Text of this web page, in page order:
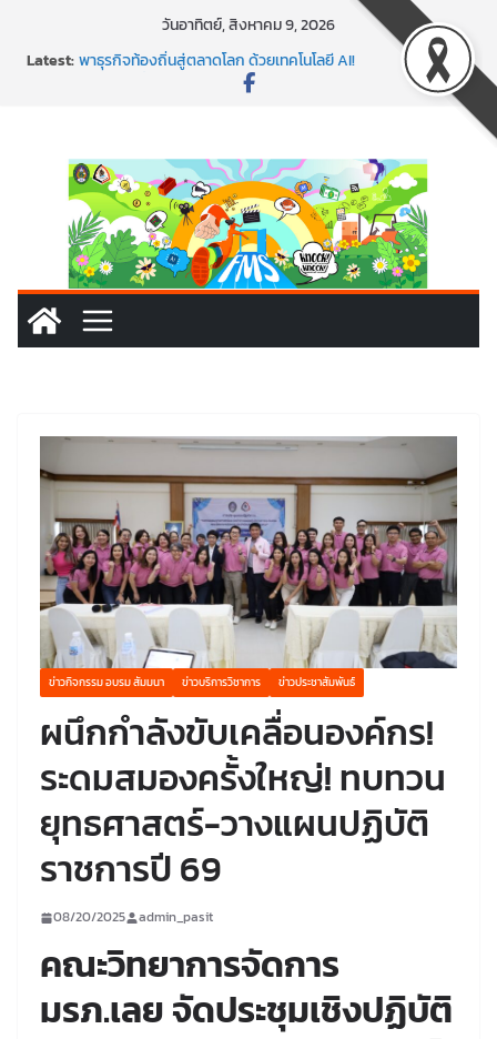
วันอาทิตย์, สิงหาคม 9, 2026
Latest:พาธุรกิจท้องถิ่นสู่ตลาดโลก ด้วยเทคโนโลยี AI!
SMEs ยุคนี้ ถ้าไม่ใช้ AI ถือว่าพลาดมาก!
พร้อมลุยแล้ว! ปักหมุดโรดแมป AI อัปสกิลธุรกิจให้พุ่งทะยาน
ข่าวกิจกรรม อบรม สัมมนา ข่าวบริการวิชาการ ข่าวประชาสัมพันธ์
ผนึกกำลังขับเคลื่อนองค์กร!
ระดมสมองครั้งใหญ่! ทบทวน
ยุทธศาสตร์-วางแผนปฏิบัติ
ราชการปี 69
08/20/2025 admin_pasit
คณะวิทยาการจัดการ
มรภ.เลย จัดประชุมเชิงปฏิบัติ